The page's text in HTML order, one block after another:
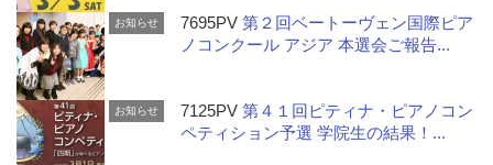
お知らせ 7695PV第２回ベートーヴェン国際ピア
ノコンクール アジア 本選会ご報告...
お知らせ 7125PV第４１回ピティナ・ピアノコン
ペティション予選 学院生の結果！...